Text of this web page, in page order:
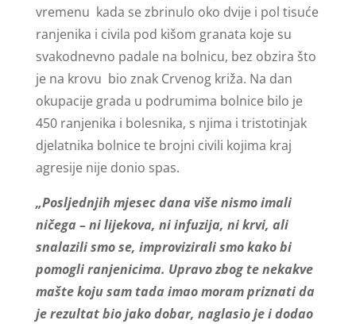
vremenu kada se zbrinulo oko dvije i pol tisuće
ranjenika i civila pod kišom granata koje su
svakodnevno padale na bolnicu, bez obzira što
je na krovu bio znak Crvenog križa. Na dan
okupacije grada u podrumima bolnice bilo je
450 ranjenika i bolesnika, s njima i tristotinjak
djelatnika bolnice te brojni civili kojima kraj
agresije nije donio spas.
„Posljednjih mjesec dana više nismo imali
ničega – ni lijekova, ni infuzija, ni krvi, ali
snalazili smo se, improvizirali smo kako bi
pomogli ranjenicima. Upravo zbog te nekakve
mašte koju sam tada imao moram priznati da
je rezultat bio jako dobar, naglasio je i dodao